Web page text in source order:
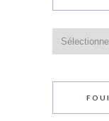
du
blog